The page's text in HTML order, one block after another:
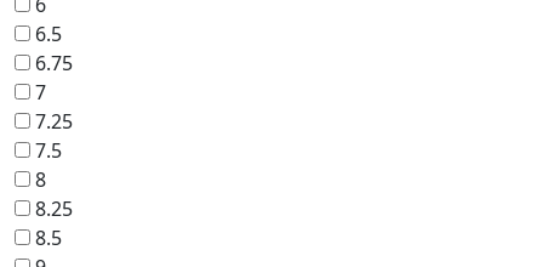
6.5
6.75
7
7.25
7.5
8
8.25
8.5